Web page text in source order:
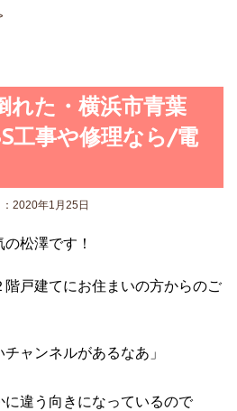
れた・横浜市青葉
工事や修理なら/電
2020年1月25日
松澤です！
戸建てにお住まいの方からのご
ャンネルがあるなあ」
違う向きになっているので